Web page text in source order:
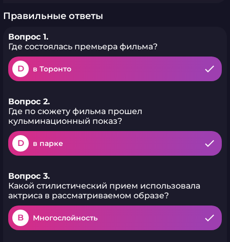
Правильные ответы
Вопрос 1.
Где состоялась премьера фильма?
D в Торонто
Вопрос 2.
Где по сюжету фильма прошел
кульминационный показ?
D в парке
Вопрос 3.
Какой стилистический прием использовала
актриса в рассматриваемом образе?
B Многослойность